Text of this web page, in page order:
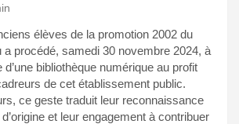
élèves de la promotion 2002 du
a procédé, samedi 30 novembre 2024, à
bibliothèque numérique au profit
de cet établissement public.
ce geste traduit leur reconnaissance
et leur engagement à contribuer